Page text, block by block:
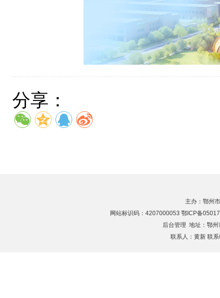
分享：
主办：鄂州
网站标识码：4207000053 鄂ICP备
后台管理 地址：鄂
联系人：黄新 联